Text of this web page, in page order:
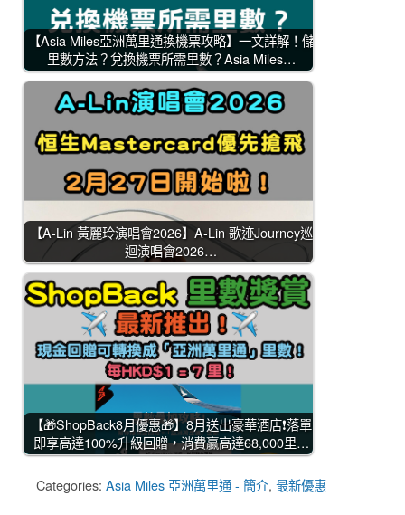
【Asia Miles亞洲萬里通換機票攻略】一文詳解！儲
里數方法？兌換機票所需里數？Asia Miles…
【A-Lin 黃麗玲演唱會2026】A-Lin 歌迹Journey巡
迴演唱會2026…
【🎁ShopBack8月優惠🎁】8月送出豪華酒店❗落單
即享高達100%升級回贈，消費贏高達68,000里…
Categories: Asia Miles 亞洲萬里通 - 簡介, 最新優惠